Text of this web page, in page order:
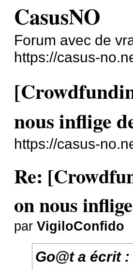
CasusNO
Forum avec de
https://casus-
nous inflige
https://casus-
Re:
on nous
parVigiloConfido
Go@ta écrit :